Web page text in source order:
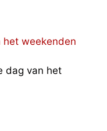
het weekenden
dag van het